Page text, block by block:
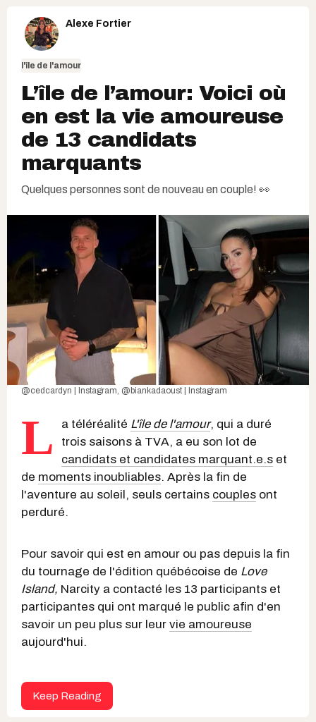
Alexe Fortier
l'île de l'amour
L’île de l’amour: Voici où
en est la vie amoureuse
de 13 candidats
marquants
Quelques personnes sont de nouveau en couple! 👀
@cedcardyn | Instagram @biankadaoust | Instagram
L a téléréalité L'île de l'amour, qui a duré
trois saisons à TVA, a eu son lot de
candidats et candidates marquant.e.s et
de moments inoubliables. Après la fin de
l'aventure au soleil, seuls certains couples ont
perduré.
Pour savoir qui est en amour ou pas depuis la fin
du tournage de l'édition québécoise de Love
Island, Narcity a contacté les 13 participants et
participantes qui ont marqué le public afin d'en
savoir un peu plus sur leur vie amoureuse
aujourd'hui.
Keep Reading